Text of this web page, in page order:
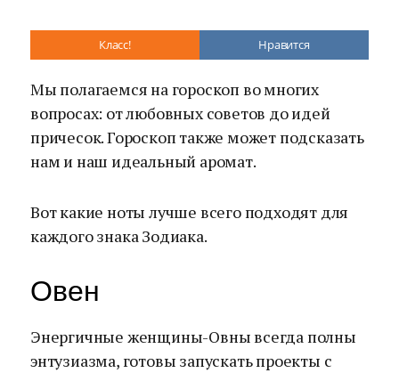
Класс! Нравится
Мы полагаемся на гороскоп во многих
вопросах: от любовных советов до идей
причесок. Гороскоп также может подсказать
нам и наш идеальный аромат.
Вот какие ноты лучше всего подходят для
каждого знака Зодиака.
Овен
Энергичные женщины-Овны всегда полны
энтузиазма, готовы запускать проекты с